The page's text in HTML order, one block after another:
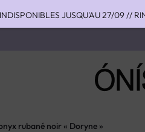
rubané noir « Doryne »
JUSQU'AU 27/09 //